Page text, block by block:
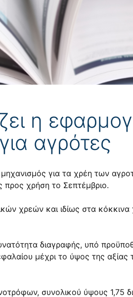
η
αγρότες
για τα χρέη των
προς χρήση το Σεπτέμβριο.
χρεών και ιδίως στα
διαγραφής, υπό
μέχρι το ύψος της αξίας
συνολικού ύψους 1,75